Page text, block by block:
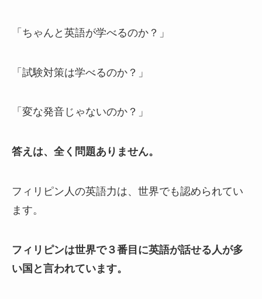
「ちゃんと英語が学べるのか？」
「試験対策は学べるのか？」
「変な発音じゃないのか？」
答えは、全く問題ありません。
フィリピン人の英語力は、世界でも認められてい
ます。
フィリピンは世界で３番目に英語が話せる人が多
い国と言われています。